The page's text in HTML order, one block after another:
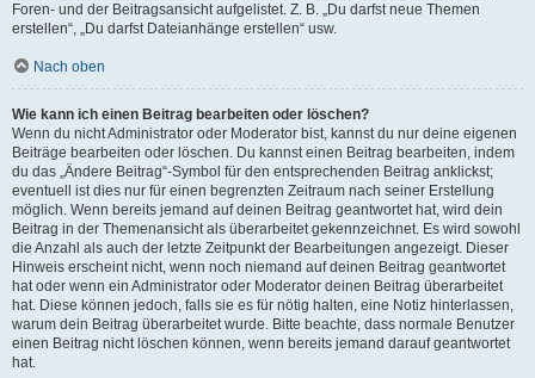
Foren- und der Beitragsansicht aufgelistet. Z. B. „Du darfst neue Themen
erstellen“, „Du darfst Dateianhänge erstellen“ usw.
Nach oben
Wie kann ich einen Beitrag bearbeiten oder löschen?
Wenn du nicht Administrator oder Moderator bist, kannst du nur deine eigenen
Beiträge bearbeiten oder löschen. Du kannst einen Beitrag bearbeiten, indem
du das „Ändere Beitrag“-Symbol für den entsprechenden Beitrag anklickst;
eventuell ist dies nur für einen begrenzten Zeitraum nach seiner Erstellung
möglich. Wenn bereits jemand auf deinen Beitrag geantwortet hat, wird dein
Beitrag in der Themenansicht als überarbeitet gekennzeichnet. Es wird sowohl
die Anzahl als auch der letzte Zeitpunkt der Bearbeitungen angezeigt. Dieser
Hinweis erscheint nicht, wenn noch niemand auf deinen Beitrag geantwortet
hat oder wenn ein Administrator oder Moderator deinen Beitrag überarbeitet
hat. Diese können jedoch, falls sie es für nötig halten, eine Notiz hinterlassen,
warum dein Beitrag überarbeitet wurde. Bitte beachte, dass normale Benutzer
einen Beitrag nicht löschen können, wenn bereits jemand darauf geantwortet
hat.